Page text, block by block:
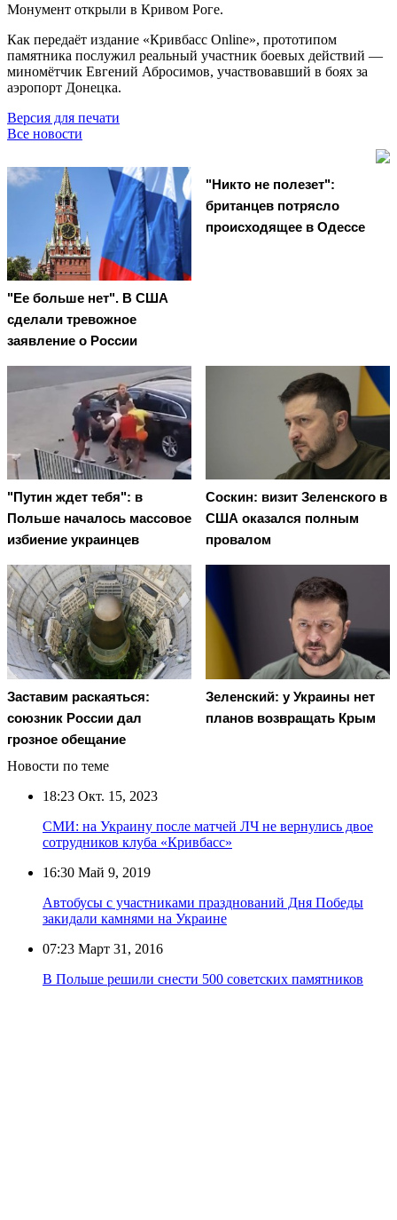
Монумент открыли в Кривом Роге.
Как передаёт издание «Кривбасс Online», прототипом
памятника послужил реальный участник боевых действий —
миномётчик Евгений Абросимов, участвовавший в боях за
аэропорт Донецка.
Версия для печати
Все новости
"Ее больше нет". В США
сделали тревожное
заявление о России
"Никто не полезет":
британцев потрясло
происходящее в Одессе
"Путин ждет тебя": в
Польше началось массовое
избиение украинцев
Соскин: визит Зеленского в
США оказался полным
провалом
Заставим раскаяться:
союзник России дал
грозное обещание
Зеленский: у Украины нет
планов возвращать Крым
Новости по теме
18:23 Окт. 15, 2023
СМИ: на Украину после матчей ЛЧ не вернулись двое
сотрудников клуба «Кривбасс»
16:30 Май 9, 2019
Автобусы с участниками празднований Дня Победы
закидали камнями на Украине
07:23 Март 31, 2016
В Польше решили снести 500 советских памятников